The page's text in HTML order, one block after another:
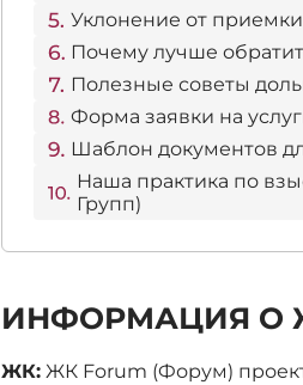
Уклонение от
Почему лучше
Полезные советы
Форма заявки на
Шаблон документов
Наша практика по
Групп)
ИНФОРМАЦИЯ О
ЖК: ЖК Forum (Форум)